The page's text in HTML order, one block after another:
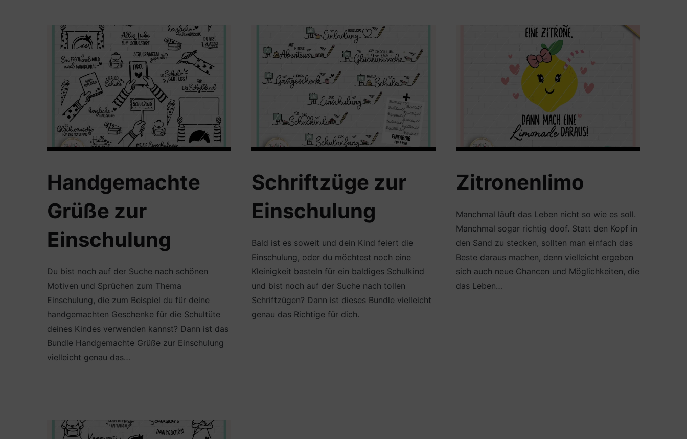
Handgemachte
Grüße zur
Einschulung
Du bist noch auf der Suche nach schönen
Motiven und Sprüchen zum Thema
Einschulung, die zum Beispiel du für deine
handgemachten Geschenke für die Schultüte
deines Kindes verwenden kannst? Dann ist das
Bundle Handgemachte Grüße zur Einschulung
vielleicht genau das…
Schriftzüge zur
Einschulung
Bald ist es soweit und dein Kind feiert die
Einschulung, oder du möchtest noch eine
Kleinigkeit basteln für ein baldiges Schulkind
und bist noch auf der Suche nach tollen
Schriftzügen? Dann ist dieses Bundle vielleicht
genau das Richtige für dich.
Zitronenlimo
Manchmal läuft das Leben nicht so wie es soll.
Manchmal sogar richtig doof. Statt den Kopf in
den Sand zu stecken, sollten man einfach das
Beste daraus machen, denn vielleicht ergeben
sich auch neue Chancen und Möglichkeiten, die
das Leben…